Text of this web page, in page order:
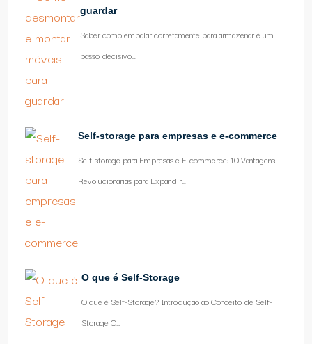
guardar
Saber como embalar corretamente para armazenar é um
passo decisivo…
Self-storage para empresas e e-commerce
Self-storage para Empresas e E-commerce: 10 Vantagens
Revolucionárias para Expandir…
O que é Self-Storage
O que é Self-Storage? Introdução ao Conceito de Self-
Storage O…